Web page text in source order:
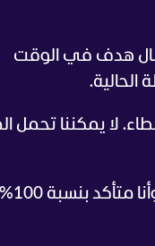
أمام بورنموث بنتيجة 3-2، بعد استقبال هدف في الوقت
الحالية.
لا يمكننا تحمل
“فوز واحد لا يكفي